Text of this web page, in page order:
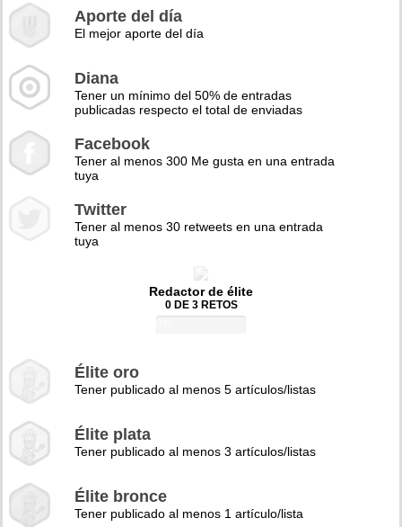
Aporte del día
El mejor aporte del día
Diana
Tener un mínimo del 50% de entradas
publicadas respecto el total de enviadas
Facebook
Tener al menos 300 Me gusta en una entrada
tuya
Twitter
Tener al menos 30 retweets en una entrada
tuya
Redactor de élite
0 DE 3 RETOS
Élite oro
Tener publicado al menos 5 artículos/listas
Élite plata
Tener publicado al menos 3 artículos/listas
Élite bronce
Tener publicado al menos 1 artículo/lista